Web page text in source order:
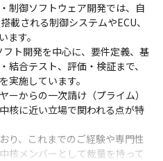
制御ソフトウェア開発では、自
載される制御システムやECU、
ます。
ト開発を中心に、要件定義、基
結合テスト、評価・検証まで、
実施しています。
ーからの一次請け（プライム）
核に近い立場で関われる点が特
り、これまでのご経験や専門性
核メンバーとして裁量を持って